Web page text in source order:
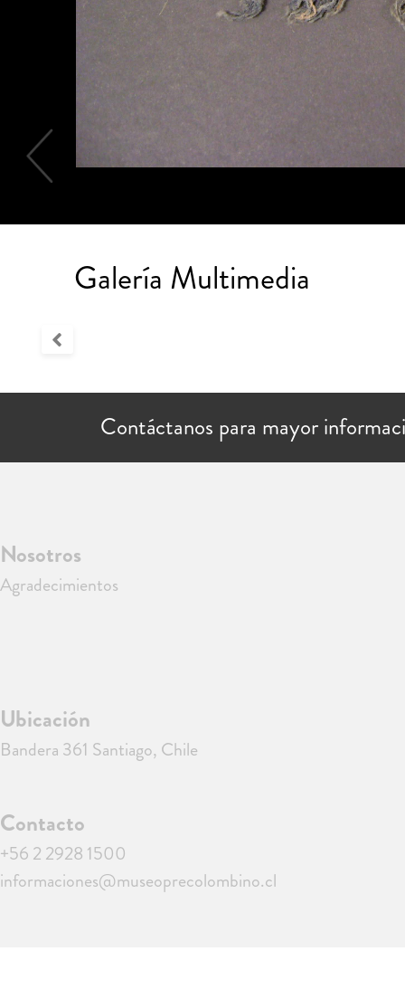
Galería Multimedia
Contáctanos para mayor
Nosotros
Agradecimientos
Ubicación
Bandera 361 Santiago, Chile
Contacto
+56 2 2928 1500
informaciones@museoprecolombino.cl